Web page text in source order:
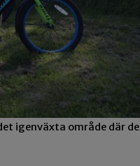
igenväxta område där de